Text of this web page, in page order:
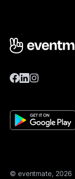
© eventmate, 2026